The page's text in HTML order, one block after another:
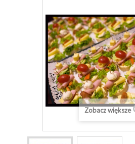
Zobacz większe